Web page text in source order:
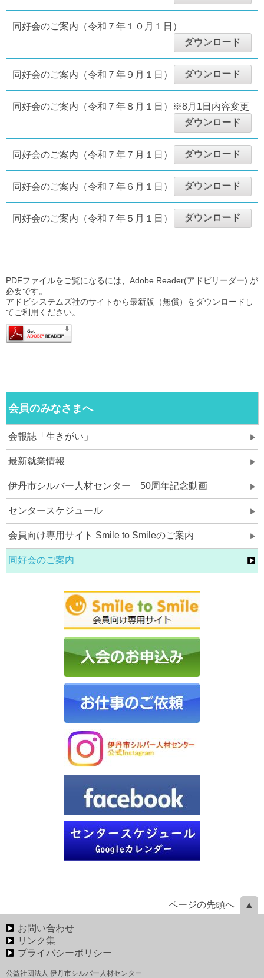
同好会のご案内（令和７年１０月１日）
ダウンロード
同好会のご案内（令和７年９月１日） ダウンロード
同好会のご案内（令和７年８月１日）※8月1日内容変更
ダウンロード
同好会のご案内（令和７年７月１日） ダウンロード
同好会のご案内（令和７年６月１日） ダウンロード
同好会のご案内（令和７年５月１日） ダウンロード
PDFファイルをご覧になるには、Adobe Reader(アドビリーダー) が
必要です。
アドビシステムズ社のサイトから最新版（無償）をダウンロードし
てご利用ください。
会員のみなさまへ
会報誌「生きがい」
最新就業情報
伊丹市シルバー人材センター 50周年記念動画
センタースケジュール
会員向け専用サイト Smile to Smileのご案内
同好会のご案内
ページの先頭へ
お問い合わせ
リンク集
プライバシーポリシー
公益社団法人 伊丹市シルバー人材センター